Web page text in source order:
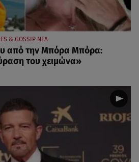
& GOSSIP ΝΕΑ
από την Μπόρα Μπόρα:
του χειμώνα»